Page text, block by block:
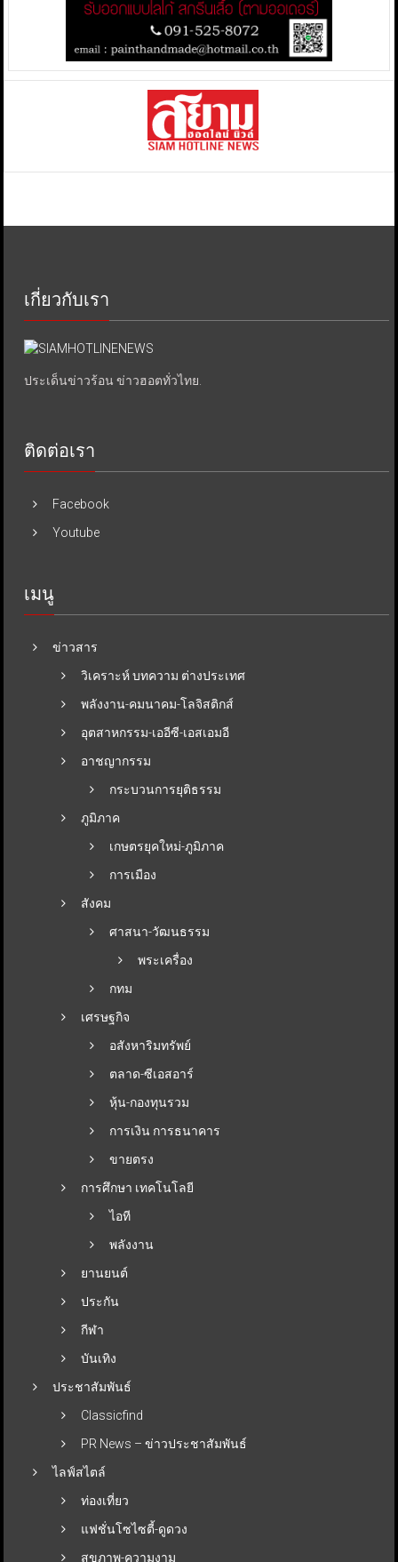
เกี่ยวกับเรา
ประเด็นข่าวร้อน ข่าวฮอตทั่วไทย.
ติดต่อเรา
Facebook
Youtube
เมนู
ข่าวสาร
วิเคราะห์ บทความ ต่างประเทศ
พลังงาน-คมนาคม-โลจิสติกส์
อุตสาหกรรม-เออีซี-เอสเอมอี
อาชญากรรม
กระบวนการยุติธรรม
ภูมิภาค
เกษตรยุคใหม่-ภูมิภาค
การเมือง
สังคม
ศาสนา-วัฒนธรรม
พระเครื่อง
กทม
เศรษฐกิจ
อสังหาริมทรัพย์
ตลาด-ซีเอสอาร์
หุ้น-กองทุนรวม
การเงิน การธนาคาร
ขายตรง
การศึกษา เทคโนโลยี
ไอที
พลังงาน
ยานยนต์
ประกัน
กีฬา
บันเทิง
ประชาสัมพันธ์
Classicfind
PR News – ข่าวประชาสัมพันธ์
ไลฟ์สไตล์
ท่องเที่ยว
แฟชั่นโซไซตี้-ดูดวง
สุขภาพ-ความงาม